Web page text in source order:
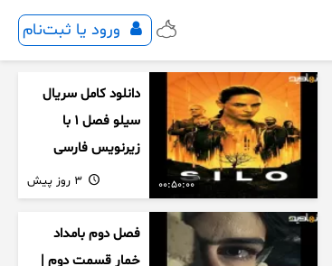
ورود یا ثبت‌نام
00:50:00
دانلود کامل سریال
سیلو فصل ۱ با
زیرنویس فارسی
فصل دوم بامداد
خمار قسمت دوم |